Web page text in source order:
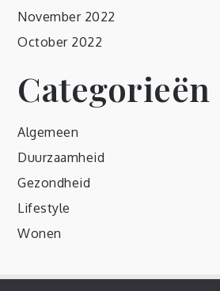
November 2022
October 2022
Categorieën
Algemeen
Duurzaamheid
Gezondheid
Lifestyle
Wonen